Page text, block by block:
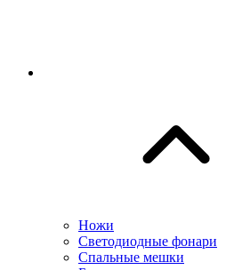
Ножи
Светодиодные фонари
Спальные мешки